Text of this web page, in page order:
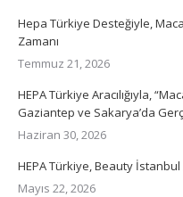
Hepa Türkiye Desteğiyle,
Zamanı
Temmuz 21, 2026
HEPA Türkiye Aracılığıyla,
Gaziantep ve Sakarya’da
Haziran 30, 2026
HEPA Türkiye, Beauty İstanbul
Mayıs 22, 2026